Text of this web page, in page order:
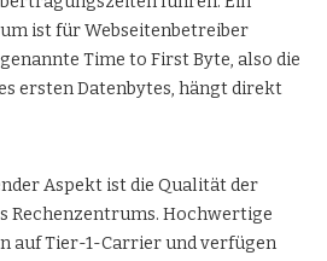
ist für Webseitenbetreiber
Time to First Byte, also die
ersten Datenbytes, hängt direkt
Aspekt ist die Qualität der
Rechenzentrums. Hochwertige
auf Tier-1-Carrier und verfügen